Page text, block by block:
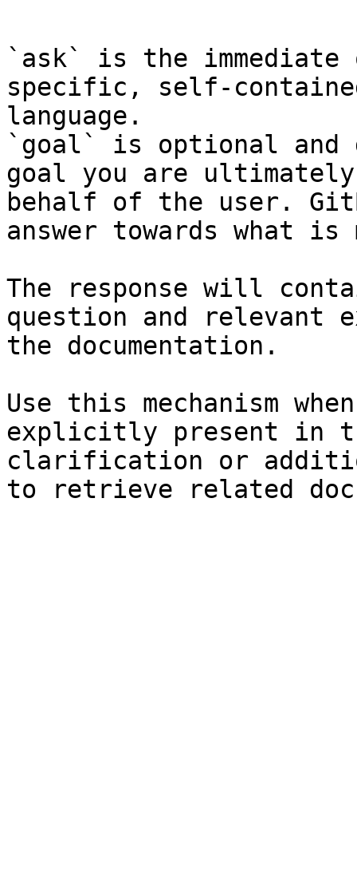
`ask` is the
specific, self-
language.
`goal` is optional and
goal you are
behalf of the user.
answer towards what
The response will
question and relevant
the documentation.
Use this mechanism
explicitly present in
clarification or